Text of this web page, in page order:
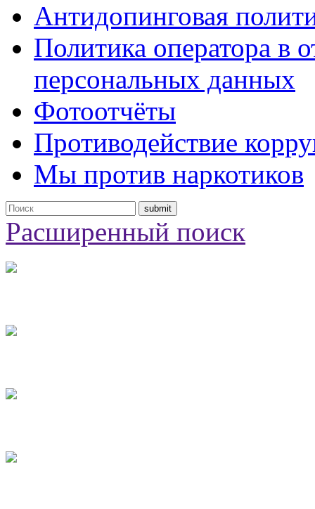
Антидопинговая
Политика оператора в
персональных данных
Фотоотчёты
Противодействие
Мы против наркотиков
Расширенный поиск